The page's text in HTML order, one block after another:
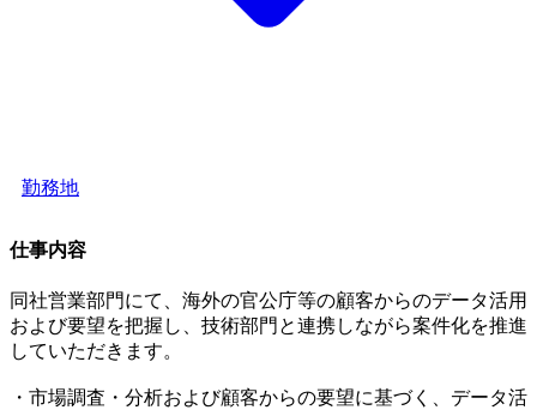
勤務地
仕事内容
同社営業部門にて、海外の官公庁等の顧客からのデータ活用
および要望を把握し、技術部門と連携しながら案件化を推進
していただきます。
・市場調査・分析および顧客からの要望に基づく、データ活